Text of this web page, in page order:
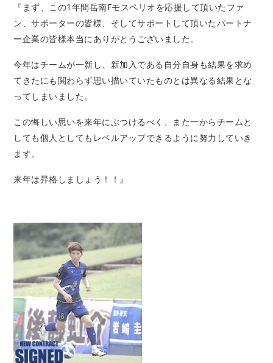
『まず、この1年間岳南Fモスペリオを応援して頂いたファ
ン、サポーターの皆様、そしてサポートして頂いたパートナ
ー企業の皆様本当にありがとうございました。
今年はチームが一新し、新加入である自分自身も結果を求め
てきたにも関わらず思い描いていたものとは異なる結果とな
ってしまいました。
この悔しい思いを来年にぶつけるべく、また一からチームと
しても個人としてもレベルアップできるように努力していき
ます。
来年は昇格しましょう！！』